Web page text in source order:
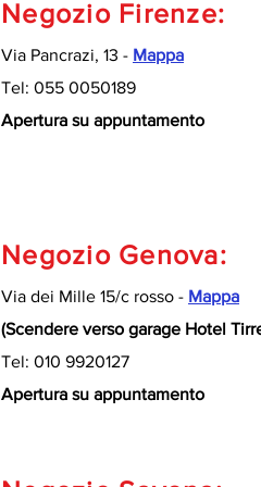
Negozio Firenze:
Via Pancrazi, 13 - Mappa
Tel: 055 0050189
Apertura su appuntamento
Negozio Genova:
Via dei Mille 15/c rosso - Mappa
(Scendere verso garage Hotel
Tel: 010 9920127
Apertura su appuntamento